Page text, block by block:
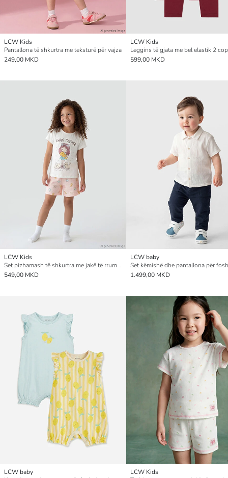
LCW Kids
Pantallona të shkurtra me teksturë për vajza
249,00 MKD
LCW Kids
599,00 MKD
LCW Kids
Set pizhamash të shkurtra me jakë të rrumbullakët dhe i stampuar për vajza
549,00 MKD
LCW baby
1.499,00 MKD
LCW baby
LCW Kids